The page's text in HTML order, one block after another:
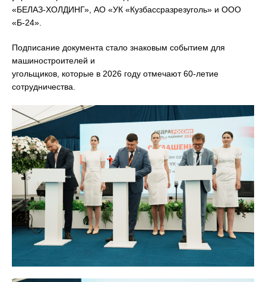
«БЕЛАЗ-ХОЛДИНГ», АО «УК «Кузбассразрезуголь» и ООО
«Б-24».
Подписание документа стало знаковым событием для
машиностроителей и
угольщиков, которые в 2026 году отмечают 60-летие
сотрудничества.